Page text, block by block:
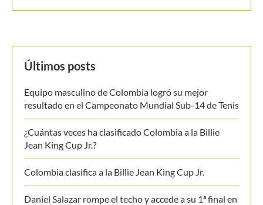
Últimos posts
Equipo masculino de Colombia logró su mejor
resultado en el Campeonato Mundial Sub-14 de Tenis
¿Cuántas veces ha clasificado Colombia a la Billie
Jean King Cup Jr.?
Colombia clasifica a la Billie Jean King Cup Jr.
Daniel Salazar rompe el techo y accede a su 1ª final en